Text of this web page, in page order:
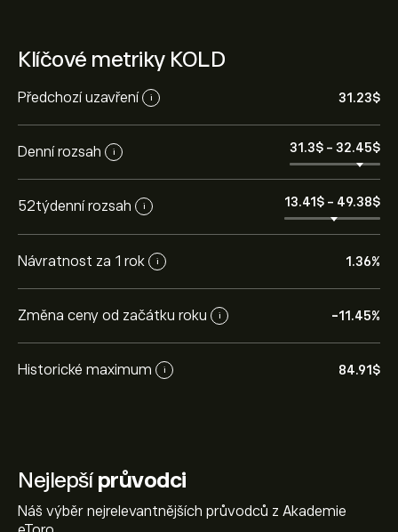
Klíčové metriky KOLD
Předchozí uzavření i 31.23‎$‎
Denní rozsah i 31.3‎$‎ - 32.45‎$‎
52týdenní rozsah i 13.41‎$‎ - 49.38‎$‎
Návratnost za 1 rok i 1.36%
Změna ceny od začátku roku i -11.45%
Historické maximum i 84.91‎$‎
Nejlepšíprůvodci
Náš výběr nejrelevantnějších průvodců z Akademie